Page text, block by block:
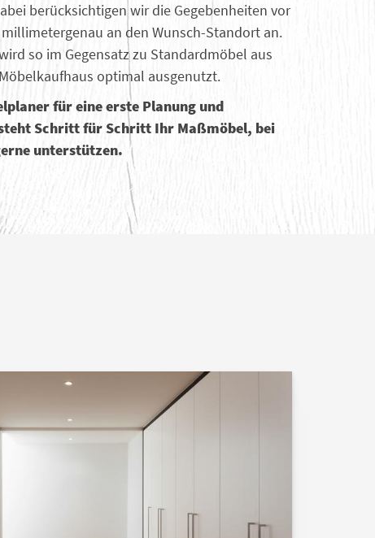
berücksichtigen wir die Gegebenheiten vor
an den Wunsch-Standort an.
so im Gegensatz zu Standardmöbel aus
optimal ausgenutzt.
für eine erste Planung und
Schritt für Schritt Ihr Maßmöbel, bei
unterstützen.